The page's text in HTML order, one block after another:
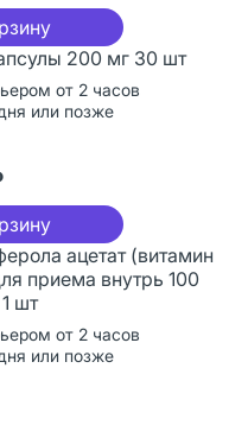
200 мг 30 шт
от 2 часов
или позже
ацетат (витамин
приема внутрь 100
шт
от 2 часов
или позже